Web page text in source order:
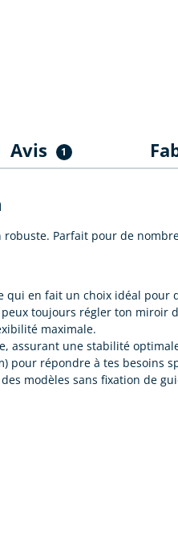
Avis 1
Parfait pour de
qui en fait un choix idéal pour
toujours régler ton miroir
maximale.
assurant une stabilité
pour répondre à tes besoins
modèles sans fixation de